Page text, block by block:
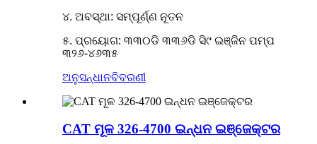
୪. ଅବସ୍ଥା: ସମ୍ପୂର୍ଣ୍ଣ ନୂତନ
୫. ପ୍ରୟୋଗ: ୩୩୦ଡି ୩୩୬ଡି ସି୯ ଇଞ୍ଜିନ ପମ୍ପ
୩୨୬-୪୬୩୫
ଅନୁସନ୍ଧାନବିବରଣୀ
CAT ମୂଳ 326-4700 ଇନ୍ଧନ ଇଞ୍ଜେକ୍ଟର